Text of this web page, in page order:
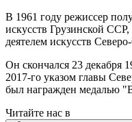
В 1961 году режиссер
искусств Грузинской
деятелем искусств
Он скончался 23 декабря
2017-го указом главы
был награжден медалью
Читайте нас в